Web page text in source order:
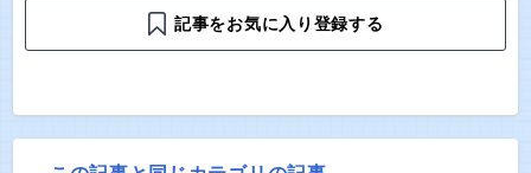
記事をお気に入り登録する